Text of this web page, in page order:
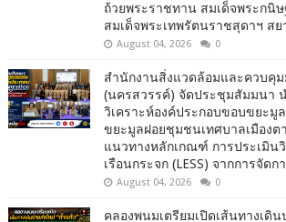
ถ้วยพระราชทาน สมเด็จพระกนิษ
สมเด็จพระเทพรัตนราชสุดาฯ ส
August 04, 2026 0
สำนักงานสิ่งแวดล้อมและควบคุ
(นครสวรรค์) จัดประชุมสัมมนา
วิเคราะห์องค์ประกอบขอบขยะมู
ขยะมูลฝอยชุมชนเทศบาลเมืองต
แนวทางหลักเกณฑ์ การประเมิน
เรือนกระจก (LESS) จากการจัด
August 04, 2026 0
คลองพนมเตรียมเปิดเส้นทางเดิน